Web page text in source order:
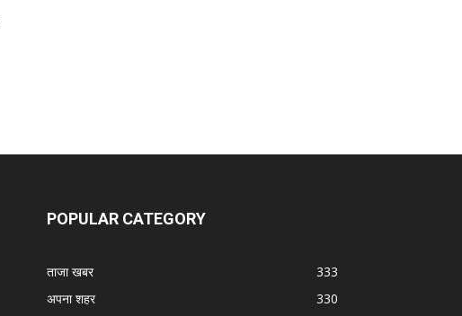
POPULAR CATEGORY
ताजा खबर
333
अपना शहर
330